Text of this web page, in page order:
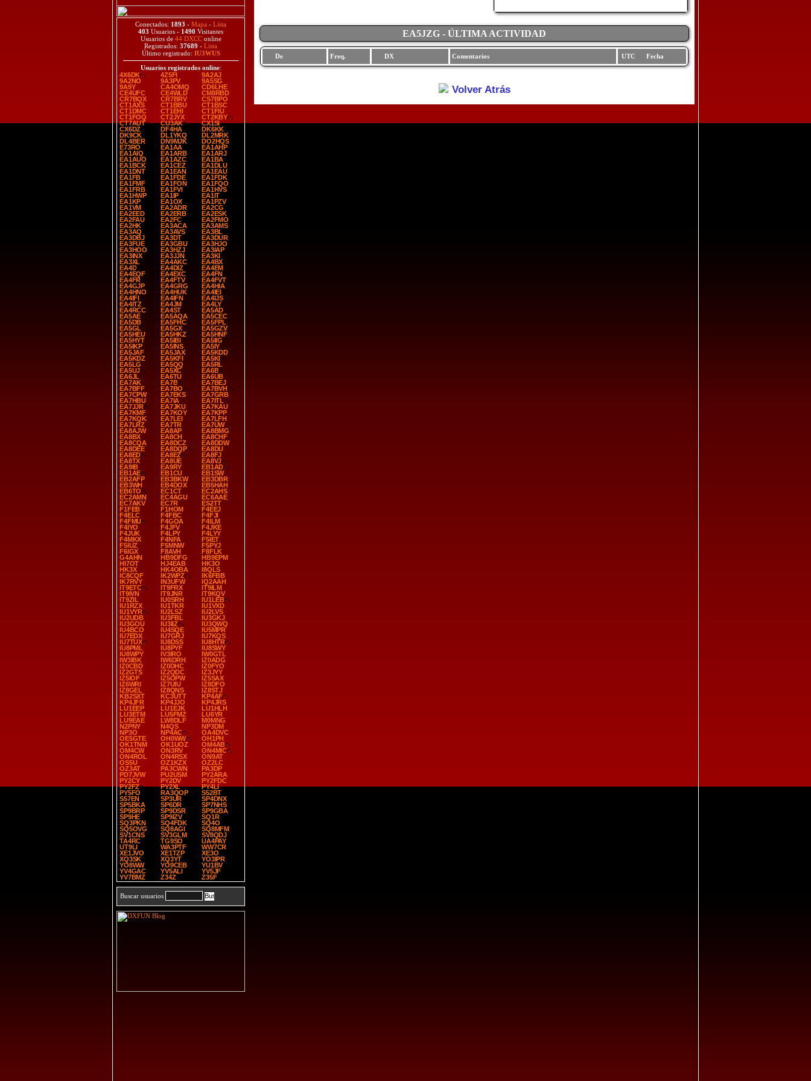
Conectados: 1893 - Mapa - Lista
403 Usuarios - 1490 Visitantes
Usuarios de 44 DXCConline
Registrados: 37689 - Lista
Último registrado: IU3WUS
Usuarios registrados online:
4X6DK
4Z5FI
9A2AJ
9A2NO
9A3PV
9A5SG
9A9Y
CA4OMQ
CD6LHE
CE4UFC
CE4WLD
CM8RBD
CR7BQX
CR7BRV
CS7BPO
CT1AXS
CT1BBU
CT1BSC
CT1DMC
CT1EHI
CT1FIU
CT1FOQ
CT2JYX
CT2KBY
CT7AUT
CU3AK
CX1SI
CX6DZ
DF4HA
DK6KK
DK9CK
DL1YKQ
DL2MRK
DL4BER
DN9MJK
DO2HQS
E73RO
EA1AA
EA1AHP
EA1AIQ
EA1ARB
EA1ARJ
EA1AUO
EA1AZC
EA1BA
EA1BCK
EA1CEZ
EA1DLU
EA1DNT
EA1EAN
EA1EAU
EA1FB
EA1FDE
EA1FDK
EA1FMF
EA1FON
EA1FQO
EA1FRB
EA1FVI
EA1HVS
EA1HWP
EA1IP
EA1IT
EA1KP
EA1OX
EA1PZV
EA1VM
EA2ADR
EA2CG
EA2EED
EA2ERB
EA2ESK
EA2FAU
EA2FC
EA2FMO
EA2HK
EA3ACA
EA3AMS
EA3AQ
EA3AVS
EA3BL
EA3DBJ
EA3DT
EA3DUR
EA3FUE
EA3GBU
EA3HJO
EA3HOO
EA3HZJ
EA3IAP
EA3INX
EA3JJN
EA3KI
EA3XL
EA4AKC
EA4BX
EA4D
EA4DIZ
EA4EM
EA4EQF
EA4EXC
EA4FN
EA4FR
EA4FTV
EA4FVT
EA4GJP
EA4GRG
EA4HIA
EA4HNO
EA4HUK
EA4IEI
EA4IFI
EA4IFN
EA4IJS
EA4ITZ
EA4JM
EA4LY
EA4RCC
EA4ST
EA5AD
EA5AE
EA5AQA
EA5CEC
EA5DB
EA5FHC
EA5FPL
EA5GL
EA5GX
EA5GZV
EA5HEU
EA5HKZ
EA5HNF
EA5HYT
EA5IBI
EA5IIG
EA5IKP
EA5INS
EA5IY
EA5JAF
EA5JAX
EA5KDD
EA5KDZ
EA5KFI
EA5KI
EA5LG
EA5QQ
EA5RL
EA5UJ
EA5XC
EA6B
EA6JL
EA6TU
EA6UB
EA7AK
EA7B
EA7BEJ
EA7BFF
EA7BO
EA7BVH
EA7CPW
EA7EKS
EA7GRB
EA7HBU
EA7IA
EA7ITL
EA7JJR
EA7JKU
EA7KAU
EA7KMF
EA7KOY
EA7KPP
EA7KQK
EA7LEI
EA7LFH
EA7LRZ
EA7TR
EA7UW
EA8AJW
EA8AP
EA8BMG
EA8BX
EA8CH
EA8CHF
EA8CQA
EA8DCZ
EA8DDW
EA8DEE
EA8DQP
EA8DU
EA8ED
EA8EZ
EA8FJ
EA8TX
EA8UE
EA8VJ
EA9IB
EA9RY
EB1AD
EB1AE
EB1CU
EB1SW
EB2AFP
EB3BKW
EB3DBR
EB3WH
EB4DOX
EB5HAH
EB6TO
EC1CT
EC2AHS
EC2AMN
EC4AGU
EC6AAE
EC7AKV
EC7R
ES2TT
F1FEB
F1HOM
F4EEJ
F4ELC
F4FBC
F4FJI
F4FMU
F4GOA
F4ILM
F4IYO
F4JFV
F4JKE
F4JUK
F4LPY
F4LYY
F4MKX
F4NFA
F5IET
F5IUZ
F5MNW
F5PYJ
F6IGX
F8AVH
F8FLK
G4AHN
HB9DFG
HB9EPM
HI7OT
HJ4EAB
HK3O
HK3X
HK4OBA
I8QLS
IC8CQF
IK2WPZ
IK6FBB
IK7RVY
IN3UFW
IQ2AAH
IT9ETC
IT9FRX
IT9ILM
IT9IVN
IT9JNR
IT9KQV
IT9ZIL
IU0SRH
IU1LEB
IU1RZX
IU1TKR
IU1VXD
IU1VYR
IU2LSZ
IU2LVS
IU2UDB
IU3FBL
IU3GKJ
IU3GOU
IU3IIZ
IU3QWQ
IU4BCO
IU4SQE
IU5MPR
IU7EDX
IU7GRJ
IU7KQS
IU7TUX
IU8DSS
IU8HTR
IU8PML
IU8PYF
IU8SWY
IU8WPY
IV3IRO
IW0GTL
IW3IBK
IW6DRH
IZ0ADG
IZ0CBD
IZ0DHC
IZ0FYO
IZ2GTS
IZ2QDC
IZ3JYY
IZ5IOF
IZ5OPW
IZ5SAX
IZ6WRI
IZ7UIU
IZ8DFO
IZ8GEL
IZ8QNS
IZ8STJ
KB2SXT
KC3UTT
KP4AF
KP4JFR
KP4JJO
KP4JRS
LU1EEP
LU1EJK
LU1HLH
LU3ETM
LU5FMZ
LU6YR
LU9EAE
LW8DLF
M0MNG
N2PNY
N4QS
NP3DM
NP3O
NP4AC
OA4DVC
OE5GTE
OH0WW
OH1PH
OK1TNM
OK1UOZ
OM4AB
OM4CW
ON3RV
ON4MIC
ON4ROL
ON4RSX
ON9AT
OS5U
OZ1KZX
OZ2LC
OZ3AT
PA3CWN
PA3DP
PD7JVW
PU2USM
PY2ARA
PY2CY
PY2DV
PY2FDC
PY2FZ
PY2XL
PY4LI
PY5FO
RA3QOP
S52BT
S57EN
SP3UR
SP4DNX
SP5BKA
SP6DR
SP7NHS
SP9BRP
SP9DSR
SP9GBA
SP9HE
SP9IZV
SQ1R
SQ3PKN
SQ4FDK
SQ4O
SQ5OVG
SQ8AGI
SQ8MFM
SV1CNS
SV3GLM
SV8QDJ
TA4RC
TG9SO
UA4PAY
UT9LI
WA3PTF
WW7CR
XE1JVO
XE1TZP
XE3O
XQ3SK
XQ3YT
YO3IPR
YO8WW
YO9CEB
YU1BV
YV4GAC
YV5ALI
YV5JF
YV7BMZ
Z34Z Z35F
Buscar usuarios
EA5JZG - ÚLTIMA ACTIVIDAD
De Freq. DX Comentarios UTC Fecha
Volver Atrás